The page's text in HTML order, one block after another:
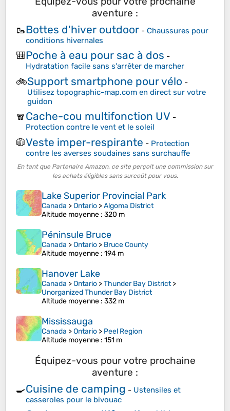
aventure :
🥾Bottes d'hiver outdoor - Chaussures pour
conditions hivernales
🎒Poche à eau pour sac à dos -
Hydratation facile sans s'arrêter de marcher
🚲Support smartphone pour vélo -
Utilisez topographic-map.com en direct sur votre
guidon
🧣Cache-cou multifonction UV -
Protection contre le vent et le soleil
🧥Veste imper-respirante - Protection
contre les averses soudaines sans surchauffe
En tant que Partenaire Amazon, ce site perçoit une commission sur
les achats éligibles sans surcoût pour vous.
Lake Superior Provincial Park
Canada >Ontario >Algoma District
Altitude moyenne : 320 m
Péninsule Bruce
Canada >Ontario > Bruce County
Altitude moyenne : 194 m
Hanover Lake
Canada >Ontario >Thunder Bay District>
Unorganized Thunder Bay District
Altitude moyenne : 332 m
Mississauga
Canada >Ontario > Peel Region
Altitude moyenne : 151 m
Équipez-vous pour votre prochaine
aventure :
🍳Cuisine de camping - Ustensiles et
casseroles pour le bivouac